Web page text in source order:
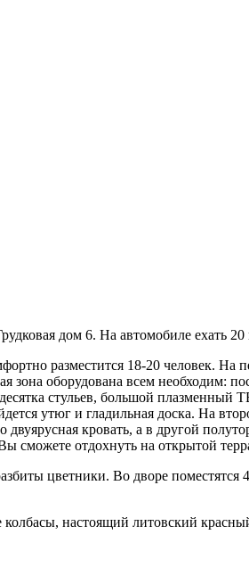
дом 6. На автомобиле ехать
разместится 18-20 человек.
оборудована всем необходим:
стульев, большой
утюг и гладильная доска. На
двуярусная кровать, а в другой
сможете отдохнуть на открытой
цветники. Во дворе
настоящий литовский